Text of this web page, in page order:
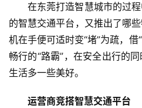
在东莞打造智慧城市的过
的智慧交通平台，又推出了哪
机在手便可适时变“堵”为疏，
畅行的“路霸”，在安全出行的
生活多一些美好。
运营商竞搭智慧交通平台